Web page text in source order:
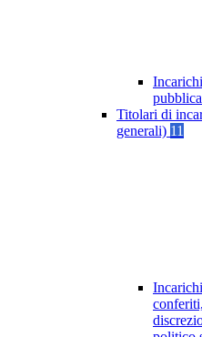
Titolari di
generali) 11